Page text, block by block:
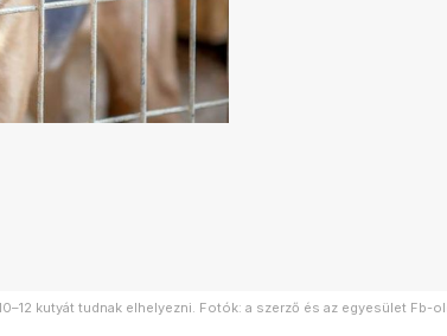
kutyát tudnak elhelyezni. Fotók: a szerző és az egyesület Fb-